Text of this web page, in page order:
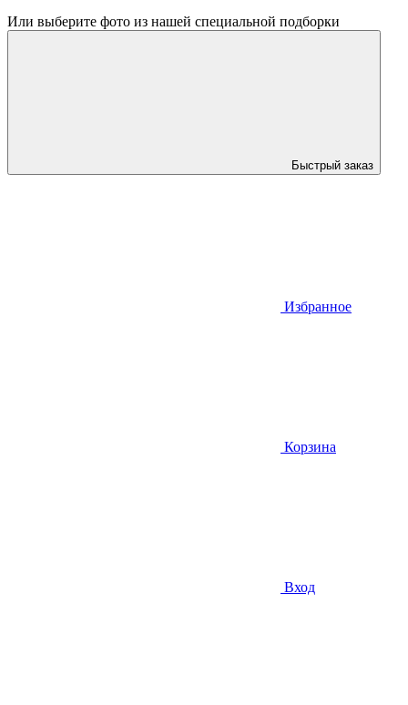
Или выберите фото из нашей специальной подборки
Быстрый заказ
Избранное
Корзина
Вход